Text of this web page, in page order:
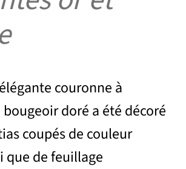
couronne à
doré a été décoré
coupés de couleur
que de feuillage